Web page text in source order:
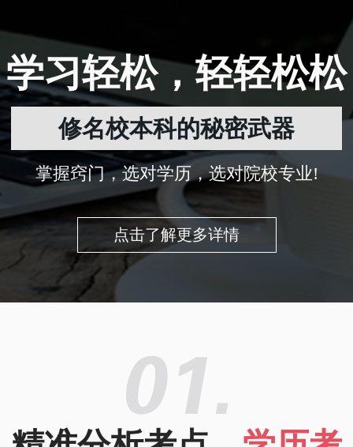
学习轻松，轻轻松松
修名校本科的秘密武器
掌握窍门，选对学历，选对院校专业!
点击了解更多详情